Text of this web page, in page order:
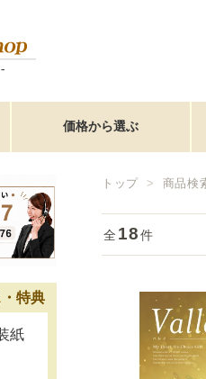
価格から選ぶ
トップ 商品検
全 18件
特典
紙